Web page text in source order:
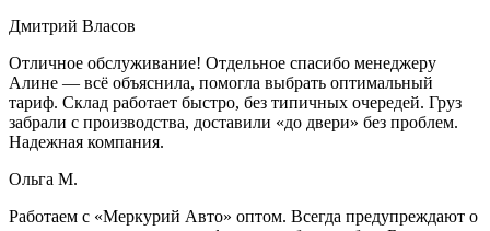
Дмитрий Власов
Отличное обслуживание! Отдельное спасибо менеджеру
Алине — всё объяснила, помогла выбрать оптимальный
тариф. Склад работает быстро, без типичных очередей. Груз
забрали с производства, доставили «до двери» без проблем.
Надежная компания.
Ольга М.
Работаем с «Меркурий Авто» оптом. Всегда предупреждают о